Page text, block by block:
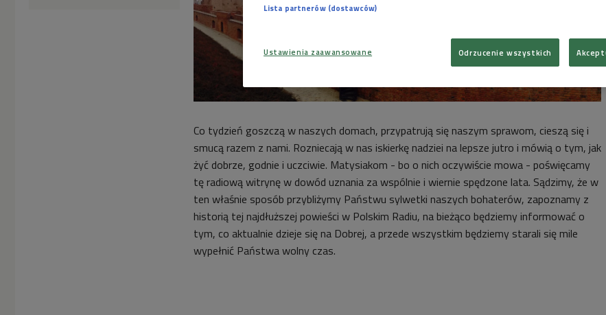
Co tydzień goszczą w naszych domach, przypatrują się naszym sprawom, cieszą się i
smucą razem z nami. Rozniecają w nas iskierkę nadziei na lepsze jutro i mówią o tym, jak
żyć dobrze, godnie i uczciwie. Matysiakom - bo o nich oczywiście mowa - poświęcamy
tę radiową witrynę w dowód uznania za wspólnie i wiernie spędzone lata. Sądzimy, że w
ten właśnie sposób przybliżymy Państwu sylwetki naszych bohaterów, zapoznamy z
historią tej najdłuższej powieści w Polskim Radiu, na bieżąco będziemy informować o
tym, co aktualnie dzieje się na Dobrej, a przede wszystkim będziemy starali się mile
wypełnić Państwa wolny czas.
Lista partnerów (dostawców)
Ustawienia zaawansowane Odrzucenie wszystkich